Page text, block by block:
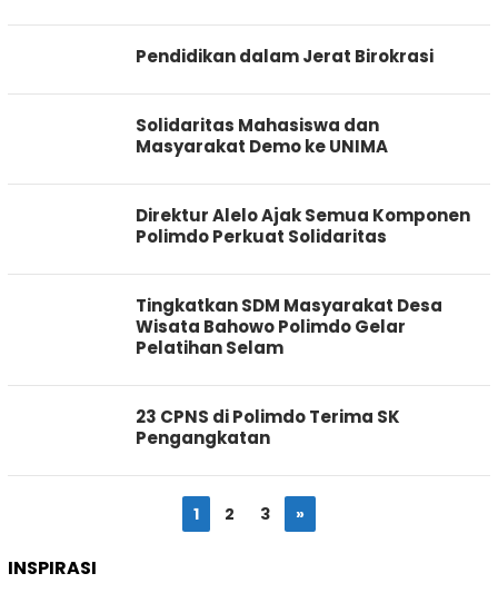
Pendidikan dalam Jerat Birokrasi
Solidaritas Mahasiswa dan
Masyarakat Demo ke UNIMA
Direktur Alelo Ajak Semua Komponen
Polimdo Perkuat Solidaritas
Tingkatkan SDM Masyarakat Desa
Wisata Bahowo Polimdo Gelar
Pelatihan Selam
23 CPNS di Polimdo Terima SK
Pengangkatan
1 2 3 »
INSPIRASI